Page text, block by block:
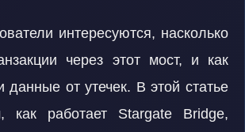
интересуются, насколько
через этот мост, и как
данные от утечек. В этой статье
как работает Stargate Bridge,